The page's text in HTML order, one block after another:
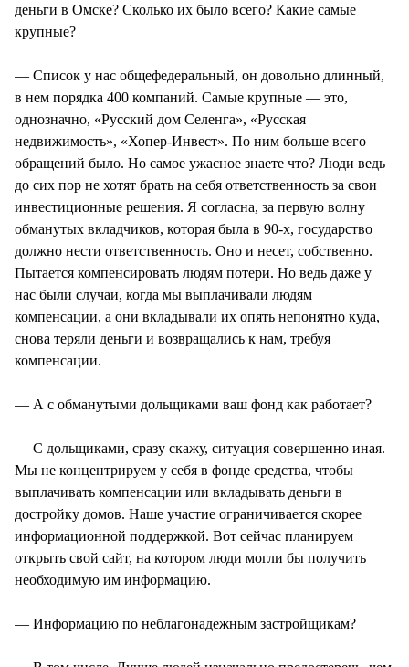
деньги в Омске? Сколько их было всего? Какие самые
крупные?
— Список у нас общефедеральный, он довольно длинный,
в нем порядка 400 компаний. Самые крупные — это,
однозначно, «Русский дом Селенга», «Русская
недвижимость», «Хопер-Инвест». По ним больше всего
обращений было. Но самое ужасное знаете что? Люди ведь
до сих пор не хотят брать на себя ответственность за свои
инвестиционные решения. Я согласна, за первую волну
обманутых вкладчиков, которая была в 90-х, государство
должно нести ответственность. Оно и несет, собственно.
Пытается компенсировать людям потери. Но ведь даже у
нас были случаи, когда мы выплачивали людям
компенсации, а они вкладывали их опять непонятно куда,
снова теряли деньги и возвращались к нам, требуя
компенсации.
— А с обманутыми дольщиками ваш фонд как работает?
— С дольщиками, сразу скажу, ситуация совершенно иная.
Мы не концентрируем у себя в фонде средства, чтобы
выплачивать компенсации или вкладывать деньги в
достройку домов. Наше участие ограничивается скорее
информационной поддержкой. Вот сейчас планируем
открыть свой сайт, на котором люди могли бы получить
необходимую им информацию.
— Информацию по неблагонадежным застройщикам?